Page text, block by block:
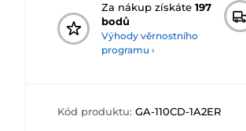
Za nákup získáte 197
bodů
Výhody věrnostního
programu ›
Kód produktu: GA-110CD-1A2ER